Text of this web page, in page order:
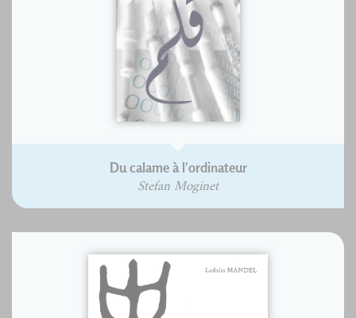
Du calame à l'ordinateur
Stefan Moginet